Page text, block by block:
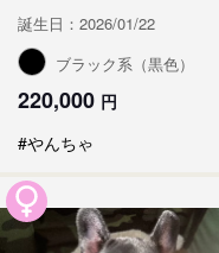
誕生日：2026/01/22
ブラック系（黒色）
220,000 円
#やんちゃ